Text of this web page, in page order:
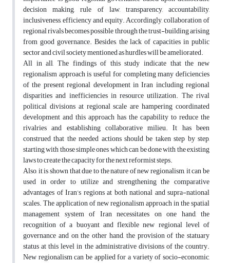
decision making, rule of law, transparency, accountability,
inclusiveness, efficiency and equity. Accordingly, collaboration of
regional rivals becomes possible through the trust-building arising
from good governance. Besides, the lack of capacities in public
sector and civil society mentioned as hurdles will be ameliorated.
All in all, The findings of this study indicate that the new
regionalism approach is useful for completing many deficiencies
of the present regional development in Iran including regional
disparities and inefficiencies in resource utilization. The rival
political divisions at regional scale are hampering coordinated
development and this approach has the capability to reduce the
rivalries and establishing collaborative milieu. It has been
construed that the needed actions should be taken step by step,
starting with those simple ones which can be done with the existing
laws to create the capacity for the next reformist steps.
Also, it is shown that due to the nature of new regionalism, it can be
used in order to utilize and strengthening the comparative
advantages of Iran’s regions at both national and supra-national
scales. The application of new regionalism approach in the spatial
management system of Iran necessitates on one hand, the
recognition of a buoyant and flexible new regional level of
governance and on the other hand, the provision of the statuary
status at this level in the administrative divisions of the country.
New regionalism can be applied for a variety of socio-economic,